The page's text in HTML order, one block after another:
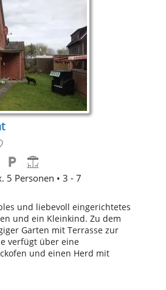
5 Personen • 3 - 7
und liebevoll eingerichtetes
und ein Kleinkind. Zu dem
Garten mit Terrasse zur
verfügt über eine
und einen Herd mit